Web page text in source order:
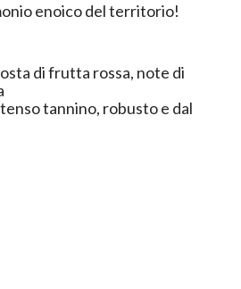
enoico del territorio!
di frutta rossa, note di
tannino, robusto e dal